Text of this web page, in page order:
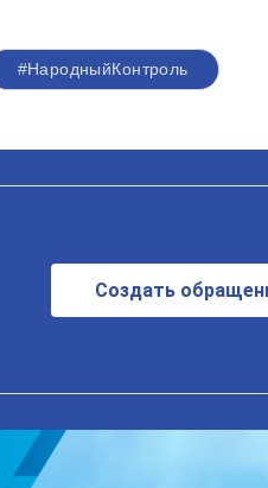
#НародныйКонтроль
Создать